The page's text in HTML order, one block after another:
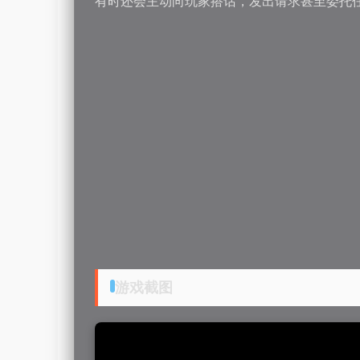
游戏截图